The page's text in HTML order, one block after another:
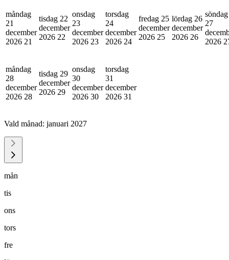
måndag
21
december
2026 21
tisdag 22
december
2026 22
onsdag
23
december
2026 23
torsdag
24
december
2026 24
fredag 25
december
2026 25
lördag 26
december
2026 26
söndag
27
2026
måndag
28
december
2026 28
tisdag 29
december
2026 29
onsdag
30
december
2026 30
torsdag
31
december
2026 31
Vald månad: januari 2027
mån
tis
ons
tors
fre